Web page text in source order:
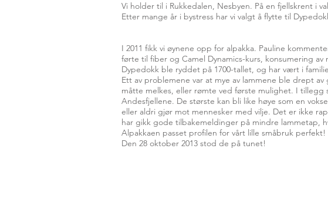
Vi holder til i Rukkedalen, Nesbyen. På en fjellskrent i
Etter mange år i bystress har vi valgt å flytte til
I 2011 fikk vi øynene opp for alpakka. Pauline
førte til fiber og Camel Dynamics-kurs, konsumering
Dypedokk ble ryddet på 1700-tallet, og har vært i
Ett av problemene var at mye av lammene ble drept
måtte melkes, eller rømte ved første mulighet. I
Andesfjellene. De største kan bli like høye som en
eller aldri gjør mot mennesker med vilje. Det er ikke
har gikk gode tilbakemeldinger på mindre lammetap,
Alpakkaen passet profilen for vårt lille småbruk
Den 28 oktober 2013 stod de på tunet!